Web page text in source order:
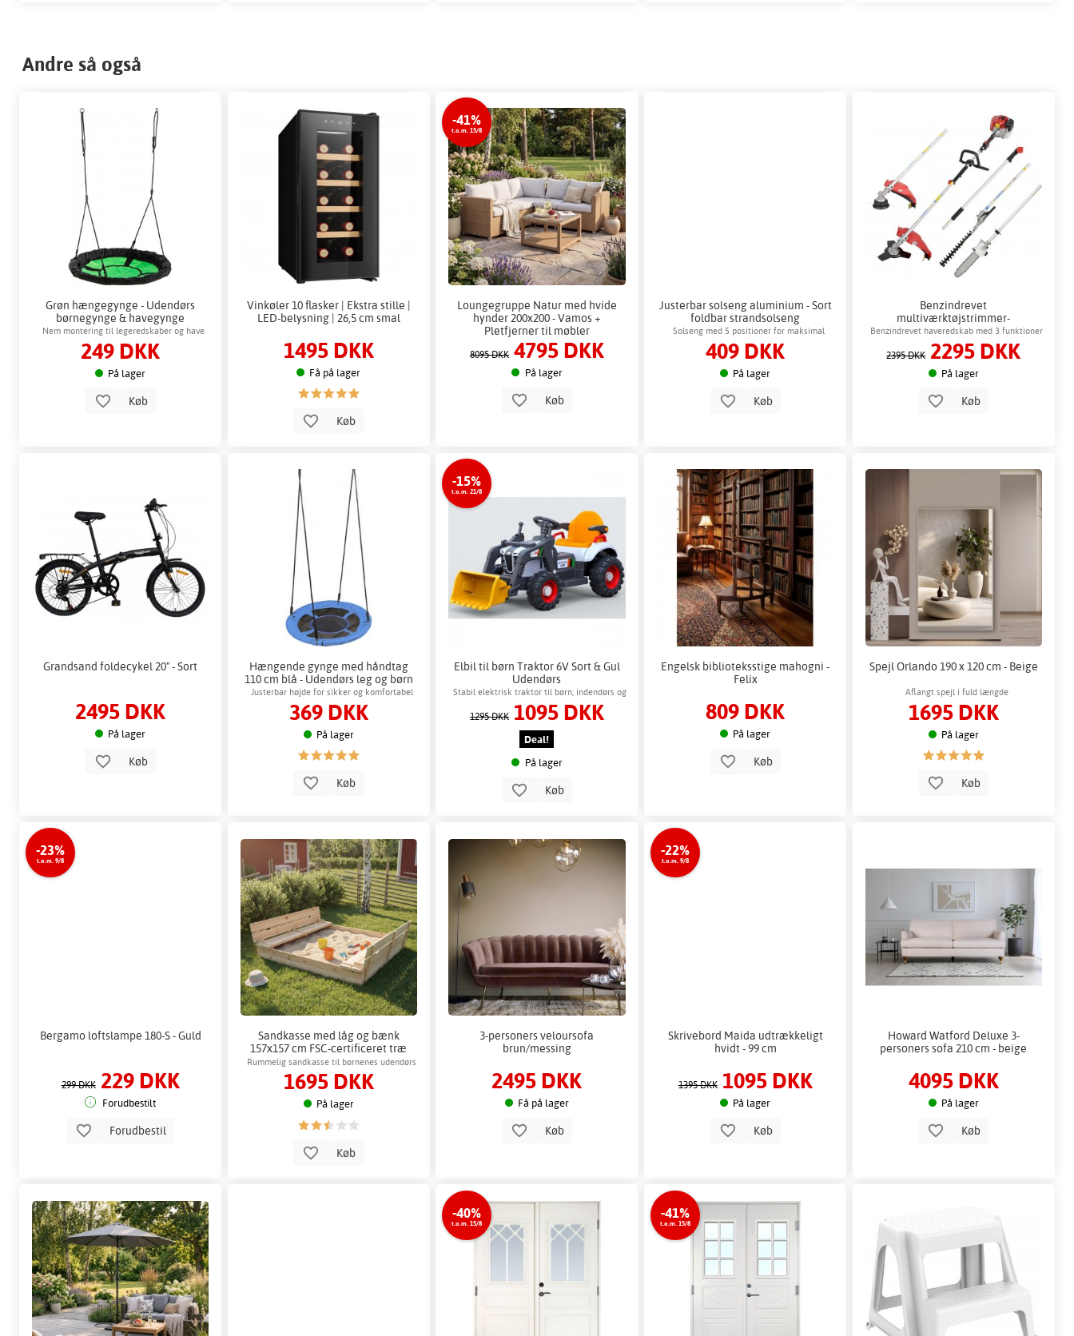
Andre så også
Grøn hængegynge - Udendørs
børnegynge & havegynge
Nem montering til legeredskaber og have
249 DKK
På lager
Køb
Vinkøler 10 flasker | Ekstra stille |
LED-belysning | 26,5 cm smal
1495 DKK
Få på lager
Køb
-41%
t.o.m. 15/8
Loungegruppe Natur med hvide
hynder 200x200 - Vamos +
Pletfjerner til møbler
8095 DKK 4795 DKK
På lager
Køb
Justerbar solseng aluminium - Sort
foldbar strandsolseng
Solseng med 5 positioner for maksimal
komfort
409 DKK
På lager
Køb
Benzindrevet
multiværktøjstrimmer-
hækkeklipper-grenrundsav 2-
taktsmotor
Benzindrevet haveredskab med 3 funktioner
2395 DKK 2295 DKK
På lager
Køb
Grandsand foldecykel 20" - Sort
2495 DKK
På lager
Køb
Hængende gynge med håndtag
110 cm blå - Udendørs leg og børn
Justerbar højde for sikker og komfortabel
udendørs leg
369 DKK
På lager
Køb
-15%
t.o.m. 21/8
Elbil til børn Traktor 6V Sort & Gul
Udendørs
Stabil elektrisk traktor til børn, indendørs og
udendørs leg
1295 DKK 1095 DKK
Deal!
På lager
Køb
Engelsk biblioteksstige mahogni -
Felix
809 DKK
På lager
Køb
Spejl Orlando 190 x 120 cm - Beige
Aflangt spejl i fuld længde
1695 DKK
På lager
Køb
-23%
t.o.m. 9/8
Bergamo loftslampe 180-S - Guld
299 DKK 229 DKK
Forudbestilt
Forudbestil
Sandkasse med låg og bænk
157x157 cm FSC-certificeret træ
Rummelig sandkasse til børnenes udendørs
leg
1695 DKK
På lager
Køb
3-personers veloursofa
brun/messing
2495 DKK
Få på lager
Køb
-22%
t.o.m. 9/8
Skrivebord Maida udtrækkeligt
hvidt - 99 cm
1395 DKK 1095 DKK
På lager
Køb
Howard Watford Deluxe 3-
personers sofa 210 cm - beige
4095 DKK
På lager
Køb
-40%
t.o.m. 15/8
-41%
t.o.m. 15/8